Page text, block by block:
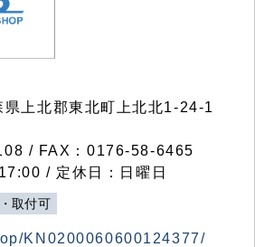
上北郡東北町上北北1-24-1
/ FAX：0176-58-6465
/ 定休日：日曜日
取付可
KN0200060600124377/